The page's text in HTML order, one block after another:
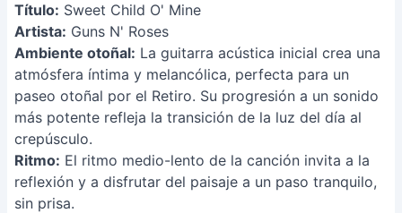
Título: Sweet Child O' Mine
Artista: Guns N' Roses
Ambiente otoñal: La guitarra acústica inicial crea una
atmósfera íntima y melancólica, perfecta para un
paseo otoñal por el Retiro. Su progresión a un sonido
más potente refleja la transición de la luz del día al
crepúsculo.
Ritmo: El ritmo medio-lento de la canción invita a la
reflexión y a disfrutar del paisaje a un paso tranquilo,
sin prisa.